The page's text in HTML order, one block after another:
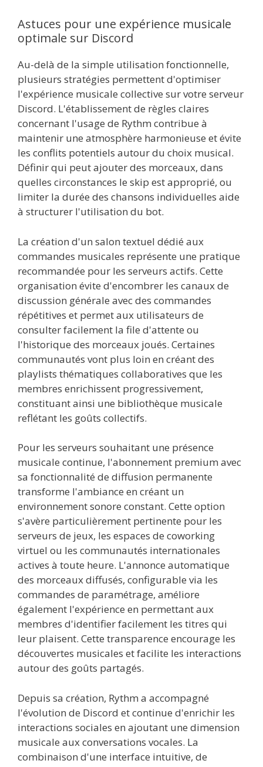
Astuces pour une expérience musicale
optimale sur Discord
Au-delà de la simple utilisation fonctionnelle,
plusieurs stratégies permettent d'optimiser
l'expérience musicale collective sur votre serveur
Discord. L'établissement de règles claires
concernant l'usage de Rythm contribue à
maintenir une atmosphère harmonieuse et évite
les conflits potentiels autour du choix musical.
Définir qui peut ajouter des morceaux, dans
quelles circonstances le skip est approprié, ou
limiter la durée des chansons individuelles aide
à structurer l'utilisation du bot.
La création d'un salon textuel dédié aux
commandes musicales représente une pratique
recommandée pour les serveurs actifs. Cette
organisation évite d'encombrer les canaux de
discussion générale avec des commandes
répétitives et permet aux utilisateurs de
consulter facilement la file d'attente ou
l'historique des morceaux joués. Certaines
communautés vont plus loin en créant des
playlists thématiques collaboratives que les
membres enrichissent progressivement,
constituant ainsi une bibliothèque musicale
reflétant les goûts collectifs.
Pour les serveurs souhaitant une présence
musicale continue, l'abonnement premium avec
sa fonctionnalité de diffusion permanente
transforme l'ambiance en créant un
environnement sonore constant. Cette option
s'avère particulièrement pertinente pour les
serveurs de jeux, les espaces de coworking
virtuel ou les communautés internationales
actives à toute heure. L'annonce automatique
des morceaux diffusés, configurable via les
commandes de paramétrage, améliore
également l'expérience en permettant aux
membres d'identifier facilement les titres qui
leur plaisent. Cette transparence encourage les
découvertes musicales et facilite les interactions
autour des goûts partagés.
Depuis sa création, Rythm a accompagné
l'évolution de Discord et continue d'enrichir les
interactions sociales en ajoutant une dimension
musicale aux conversations vocales. La
combinaison d'une interface intuitive, de